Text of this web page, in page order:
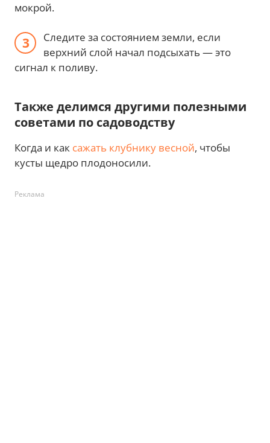
мокрой.
Следите за состоянием земли, если
верхний слой начал подсыхать — это
сигнал к поливу.
Также делимся другими полезными
советами по садоводству
Когда и как сажать клубнику весной, чтобы
кусты щедро плодоносили.
Реклама